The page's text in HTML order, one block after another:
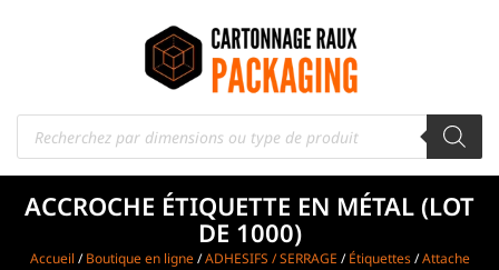
ACCROCHE ÉTIQUETTE EN MÉTAL (LOT
DE 1000)
Accueil /Boutique en ligne/ADHESIFS / SERRAGE /Étiquettes/Attache